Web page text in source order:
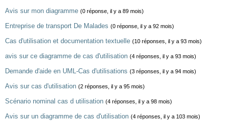
Avis sur mon diagramme (0 réponse, il y a 89 mois)
Entreprise de transport De Malades (0 réponse, il y a 92 mois)
Cas d'utilisation et documentation textuelle (10 réponses, il y a 93 mois)
avis sur ce diagramme de cas d'utilisation (4 réponses, il y a 93 mois)
Demande d'aide en UML-Cas d'utilisations (3 réponses, il y a 94 mois)
Avis sur cas d'utilisation (2 réponses, il y a 95 mois)
Scénario nominal cas d utilisation (4 réponses, il y a 98 mois)
Avis sur un diagramme de cas d'utilisation (4 réponses, il y a 103 mois)